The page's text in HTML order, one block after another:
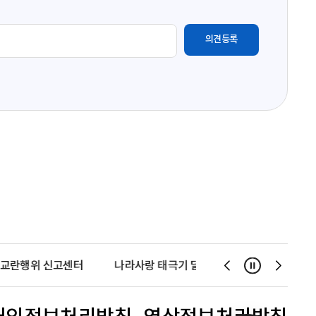
란행위 신고센터 나라사랑 태극기 달기 운동 천사운동
슬
라
이
슬
라
이
일시정지